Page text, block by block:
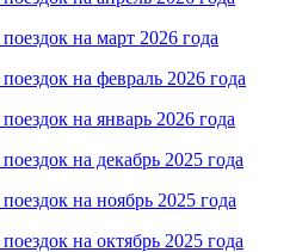
на март 2026 года
на февраль 2026 года
на январь 2026 года
на декабрь 2025 года
на ноябрь 2025 года
на октябрь 2025 года